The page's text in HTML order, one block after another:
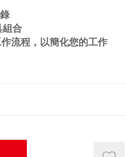
組合
流程，以簡化您的工作